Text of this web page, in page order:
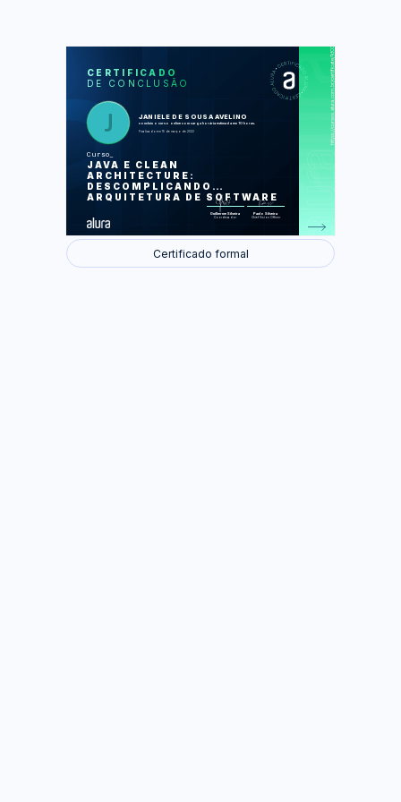
CERTIFICADO
DE CONCLUSÃO
JANIELE DE SOUSA AVELINO
concluiu o curso online com carga horária estimada em 10 horas.
Finalizado em 15 de março de 2022
Curso
JAVA E CLEAN
ARCHITECTURE:
DESCOMPLICANDO
ARQUITETURA DE SOFTWARE
Guilherme Silveira
Coordenador
Paulo Silveira
Chief Vision Officer
https://cursos.alura.com.br/certificate/1d03c513-01c4-4ae6-832f-df134385c9b5
LAS
Arquitetura de Software
Domain Model
Certificado formal